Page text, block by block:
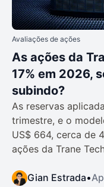
Avaliações de ações
As ações da
17% em 2026,
subindo?
As reservas
trimestre, e o
US$ 664, cerca de
ações da Trane
Gian Estrada•